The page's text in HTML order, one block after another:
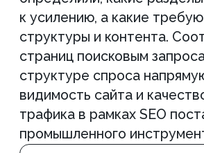
Graph на ключевых страницах. Это
улучшило передачу данных поисковым
системам и корректность отображения
страниц при расшаривании. Такие
доработки необходимы для SEO
поставщика твердосплавных
инструментов, где важно усиливать не
только текстовую, но и техническую
составляющую страниц. После
внедрения изменений инициировали
переиндексацию разделов и